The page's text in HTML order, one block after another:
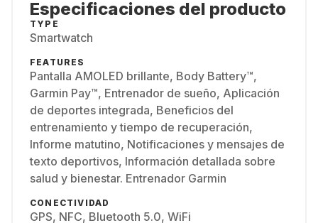
Especificaciones del producto
TYPE
Smartwatch
FEATURES
Pantalla AMOLED brillante, Body Battery™,
Garmin Pay™, Entrenador de sueño, Aplicación
de deportes integrada, Beneficios del
entrenamiento y tiempo de recuperación,
Informe matutino, Notificaciones y mensajes de
texto deportivos, Información detallada sobre
salud y bienestar. Entrenador Garmin
CONECTIVIDAD
GPS, NFC, Bluetooth 5.0, WiFi